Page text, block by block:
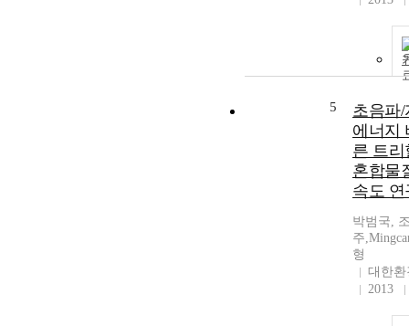
5
초음파
에너지
른 트
혼합물
속도 연
박범국,
주
형
대한
2013